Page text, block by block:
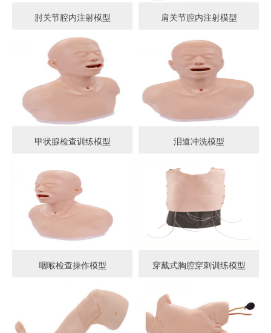
肘关节腔内注射模型 肩关节腔内注射模型
甲状腺检查训练模型 泪道冲洗模型
咽喉检查操作模型 穿戴式胸腔穿刺训练模型